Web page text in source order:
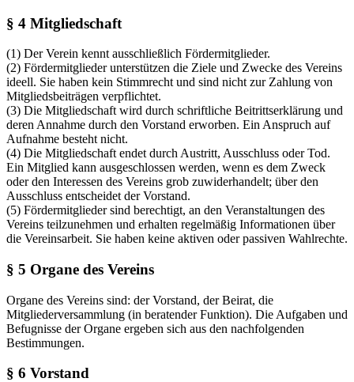
§ 4 Mitgliedschaft
(1) Der Verein kennt ausschließlich Fördermitglieder.
(2) Fördermitglieder unterstützen die Ziele und Zwecke des Vereins
ideell. Sie haben kein Stimmrecht und sind nicht zur Zahlung von
Mitgliedsbeiträgen verpflichtet.
(3) Die Mitgliedschaft wird durch schriftliche Beitrittserklärung und
deren Annahme durch den Vorstand erworben. Ein Anspruch auf
Aufnahme besteht nicht.
(4) Die Mitgliedschaft endet durch Austritt, Ausschluss oder Tod.
Ein Mitglied kann ausgeschlossen werden, wenn es dem Zweck
oder den Interessen des Vereins grob zuwiderhandelt; über den
Ausschluss entscheidet der Vorstand.
(5) Fördermitglieder sind berechtigt, an den Veranstaltungen des
Vereins teilzunehmen und erhalten regelmäßig Informationen über
die Vereinsarbeit. Sie haben keine aktiven oder passiven Wahlrechte.
§ 5 Organe des Vereins
Organe des Vereins sind: der Vorstand, der Beirat, die
Mitgliederversammlung (in beratender Funktion). Die Aufgaben und
Befugnisse der Organe ergeben sich aus den nachfolgenden
Bestimmungen.
§ 6 Vorstand